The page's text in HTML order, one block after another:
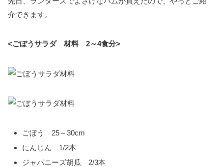
介できます。
<ごぼうサラダ 材料 2～4食分>
ごぼう 25～30cm
にんじん 1/2本
ジャパニーズ胡瓜 2/3本